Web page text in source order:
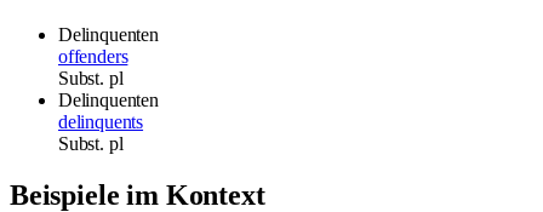
Delinquenten
offenders
Subst. pl
Delinquenten
delinquents
Subst. pl
Beispiele im Kontext